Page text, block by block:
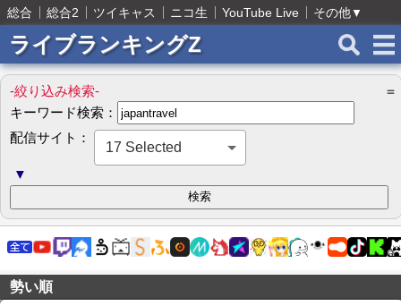
総合 総合2 ツイキャス ニコ生 YouTube Live その他▼
ライブランキングZ
-絞り込み検索-
＝
キーワード検索：
配信サイト：
17 Selected
▼
勢い順